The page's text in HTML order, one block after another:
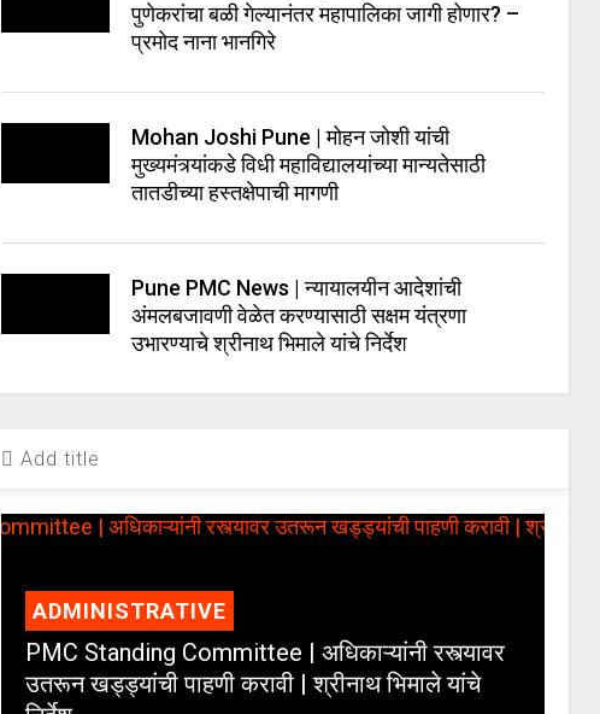
पुणेकरांचा बळी गेल्यानंतर महापालिका जागी होणार? –
प्रमोद नाना भानगिरे
Mohan Joshi Pune | मोहन जोशी यांची
मुख्यमंत्र्यांकडे विधी महाविद्यालयांच्या मान्यतेसाठी
तातडीच्या हस्तक्षेपाची मागणी
Pune PMC News | न्यायालयीन आदेशांची
अंमलबजावणी वेळेत करण्यासाठी सक्षम यंत्रणा
उभारण्याचे श्रीनाथ भिमाले यांचे निर्देश
Add title
ADMINISTRATIVE
PMC Standing Committee | अधिकाऱ्यांनी रस्त्यावर
उतरून खड्ड्यांची पाहणी करावी | श्रीनाथ भिमाले यांचे